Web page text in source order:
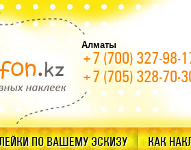
Алматы
+7 (700) 327-98-
+7 (705) 328-70-
ПО ВАШЕМУ ЭСКИЗУ КАК